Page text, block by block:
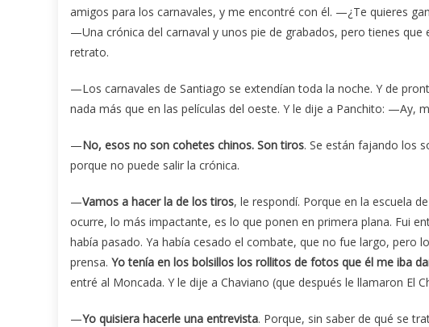
amigos para los carnavales, y me encontré con él. —¿Te quieres
—Una crónica del carnaval y unos pie de grabados, pero tienes
retrato.
—Los carnavales de Santiago se extendían toda la noche. Y de
nada más que en las películas del oeste. Y le dije a Panchito: —Ay,
—No, esos no son cohetes chinos. Son tiros. Se están fajando los
porque no puede salir la crónica.
—Vamos a hacer la de los tiros, le respondí. Porque en la escuela
ocurre, lo más impactante, es lo que ponen en primera plana. Fui
había pasado. Ya había cesado el combate, que no fue largo, pero
prensa. Yo tenía en los bolsillos los rollitos de fotos que él me iba
entré al Moncada. Y le dije a Chaviano (que después le llamaron El
—Yo quisiera hacerle una entrevista. Porque, sin saber de qué se